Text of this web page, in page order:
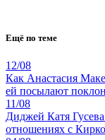
Ещё по теме
12/08
Как Анастасия
ей посылают
11/08
Диджей Катя
отношениях с